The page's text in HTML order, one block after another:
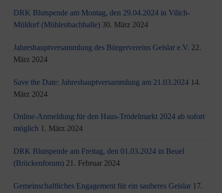
DRK Blutspende am Montag, den 29.04.2024 in Vilich-
Müldorf (Mühlenbachhalle) 30. März 2024
Jahreshauptversammlung des Bürgervereins Geislar e.V. 22.
März 2024
Save the Date: Jahreshauptversammlung am 21.03.2024 14.
März 2024
Online-Anmeldung für den Haus-Trödelmarkt 2024 ab sofort
möglich 1. März 2024
DRK Blutspende am Freitag, den 01.03.2024 in Beuel
(Brückenforum) 21. Februar 2024
Gemeinschaftliches Engagement für ein sauberes Geislar 17.